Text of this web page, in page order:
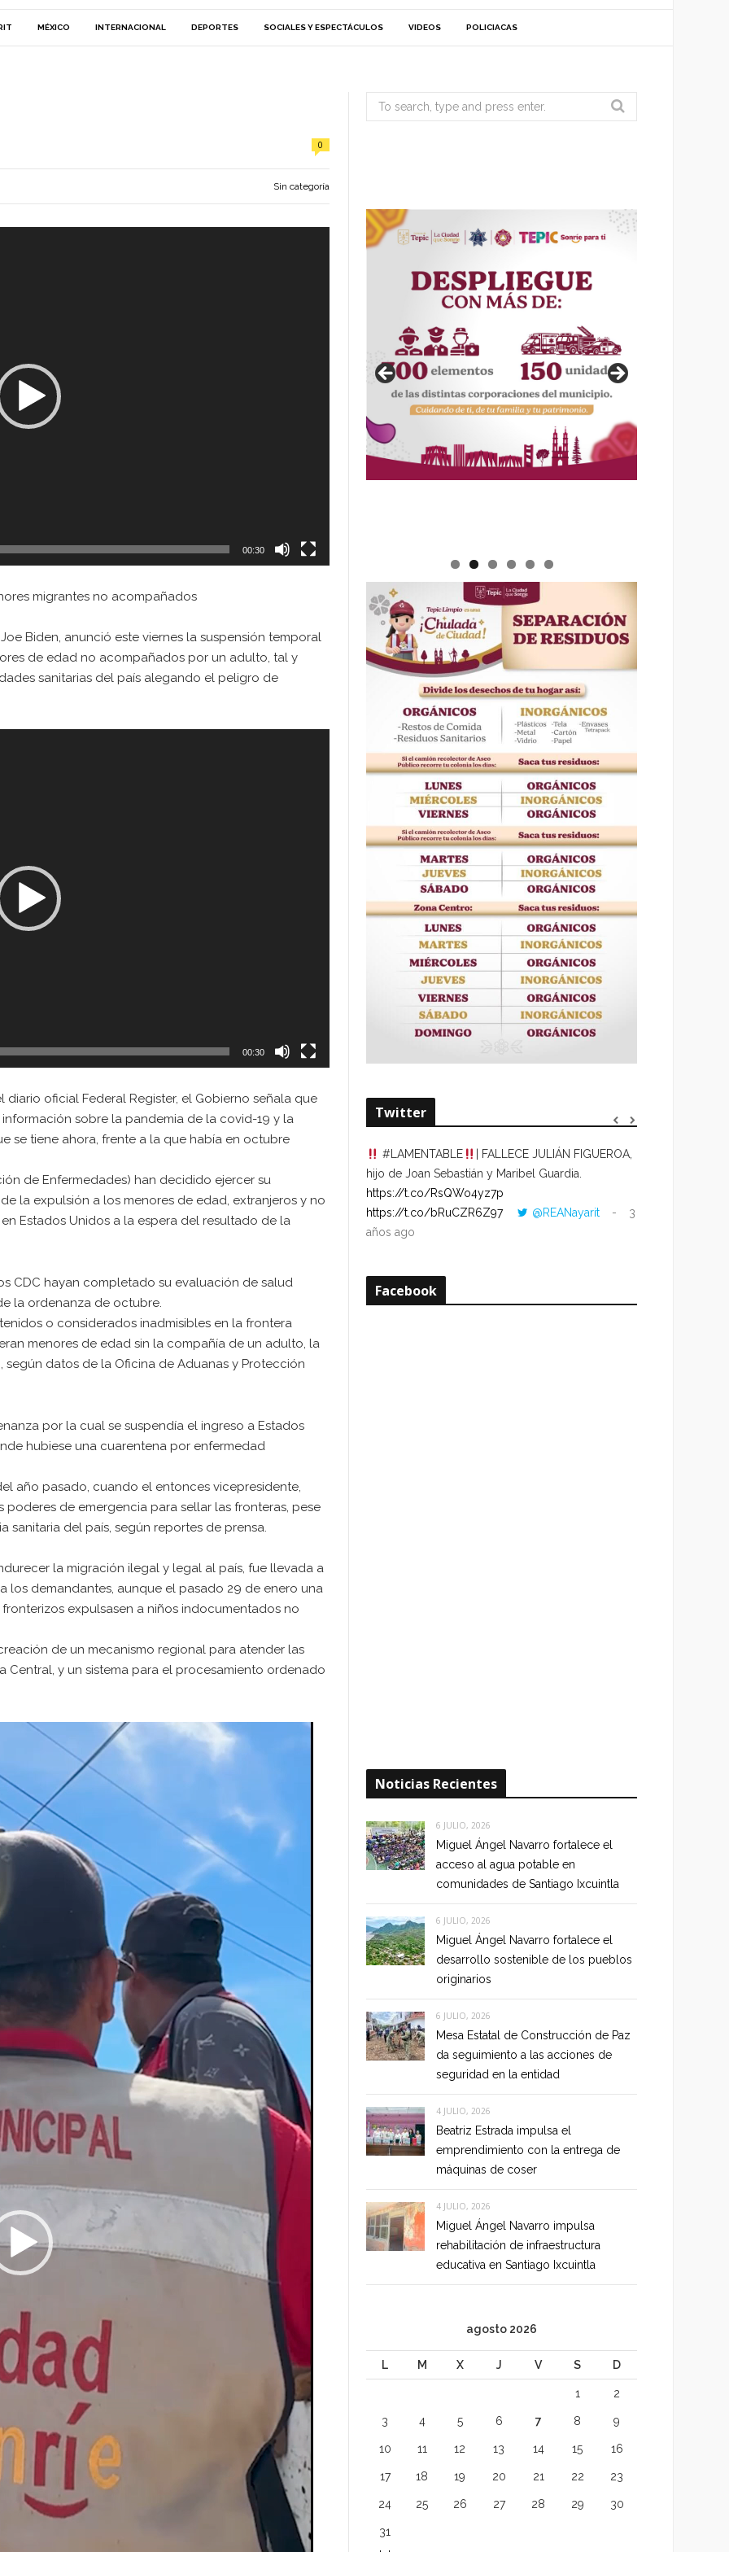
MÉXICO INTERNACIONAL DEPORTES SOCIALES Y ESPECTÁCULOS VIDEOS POLICIACAS
0
Sin categoría
00:30
migrantes no acompañados
Biden, anunció este viernes la suspensión temporal
de edad no acompañados por un adulto, tal y
sanitarias del país alegando el peligro de
00:30
oficial Federal Register, el Gobierno señala que
sobre la pandemia de la covid-19 y la
se tiene ahora, frente a la que había en octubre
de Enfermedades) han decidido ejercer su
la expulsión a los menores de edad, extranjeros y no
Estados Unidos a la espera del resultado de la
CDC hayan completado su evaluación de salud
la ordenanza de octubre.
o considerados inadmisibles en la frontera
menores de edad sin la compañía de un adulto, la
datos de la Oficina de Aduanas y Protección
por la cual se suspendía el ingreso a Estados
hubiese una cuarentena por enfermedad
año pasado, cuando el entonces vicepresidente,
poderes de emergencia para sellar las fronteras, pese
del país, según reportes de prensa.
la migración ilegal y legal al país, fue llevada a
los demandantes, aunque el pasado 29 de enero una
expulsasen a niños indocumentados no
de un mecanismo regional para atender las
Central, y un sistema para el procesamiento ordenado
Search
for:
Twitter
#LAMENTABLE
| FALLECE JULIÁN FIGUEROA,
hijo de Joan Sebastián y Maribel Guardia.
https://t.co/RsQWo4yz7p
https://t.co/bRuCZR6Z97
@REANayarit
3
años ago
Facebook
Noticias Recientes
6 JULIO, 2026
Miguel Ángel Navarro fortalece el
acceso al agua potable en
comunidades de Santiago Ixcuintla
6 JULIO, 2026
Miguel Ángel Navarro fortalece el
desarrollo sostenible de los pueblos
originarios
6 JULIO, 2026
Mesa Estatal de Construcción de Paz
da seguimiento a las acciones de
seguridad en la entidad
4 JULIO, 2026
Beatriz Estrada impulsa el
emprendimiento con la entrega de
máquinas de coser
4 JULIO, 2026
Miguel Ángel Navarro impulsa
rehabilitación de infraestructura
educativa en Santiago Ixcuintla
agosto 2026
L M X J V S D
1 2
3 4 5 6 7 8 9
10 11 12 13 14 15 16
17 18 19 20 21 22 23
24 25 26 27 28 29 30
31